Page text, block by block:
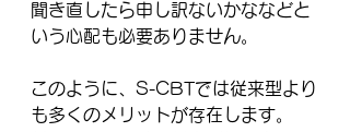
聞き直したら申し訳ないかななどと
いう心配も必要ありません。
このように、S-CBTでは従来型より
も多くのメリットが存在します。